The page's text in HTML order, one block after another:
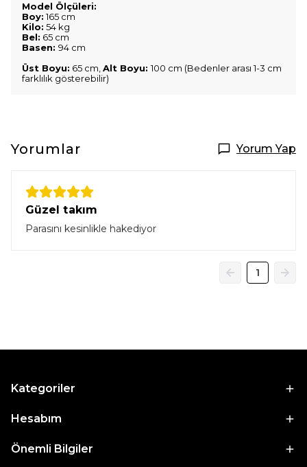
Model Ölçüleri:
Boy:165 cm
Kilo: 54 kg
Bel: 65 cm
Basen: 94 cm
Üst Boyu: 65 cm, Alt Boyu:100 cm (Bedenler arası 1-3 cm
farklılık gösterebilir)
Yorumlar Yorum Yap
Güzel takım
Parasını kesinlikle hakediyor
1
Kategoriler
Hesabım
Önemli Bilgiler